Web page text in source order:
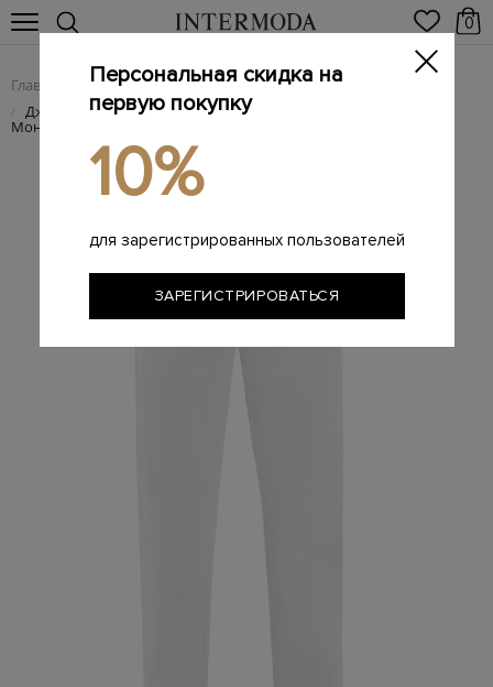
0
Главная Женщинам / Женская одежда / Женские джинсы
/ Джинсы Baggy из окрашенного денима с блестящей деталью
Мониль
Персональная скидка на
первую покупку
10%
для зарегистрированных пользователей
ЗАРЕГИСТРИРОВАТЬСЯ